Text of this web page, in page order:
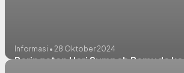
Informasi • 28 Oktober 2024
Peringatan Hari Sumpah Pemuda